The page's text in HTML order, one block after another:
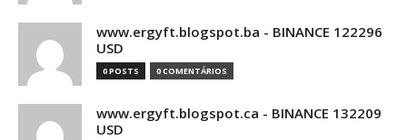
www.ergyft.blogspot.ba - BINANCE 122296
USD
0 POSTS 0 COMENTÁRIOS
www.ergyft.blogspot.ca - BINANCE 132209
USD